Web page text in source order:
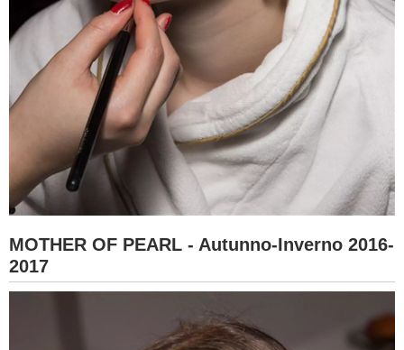
MOTHER OF PEARL - Autunno-Inverno 2016-
2017